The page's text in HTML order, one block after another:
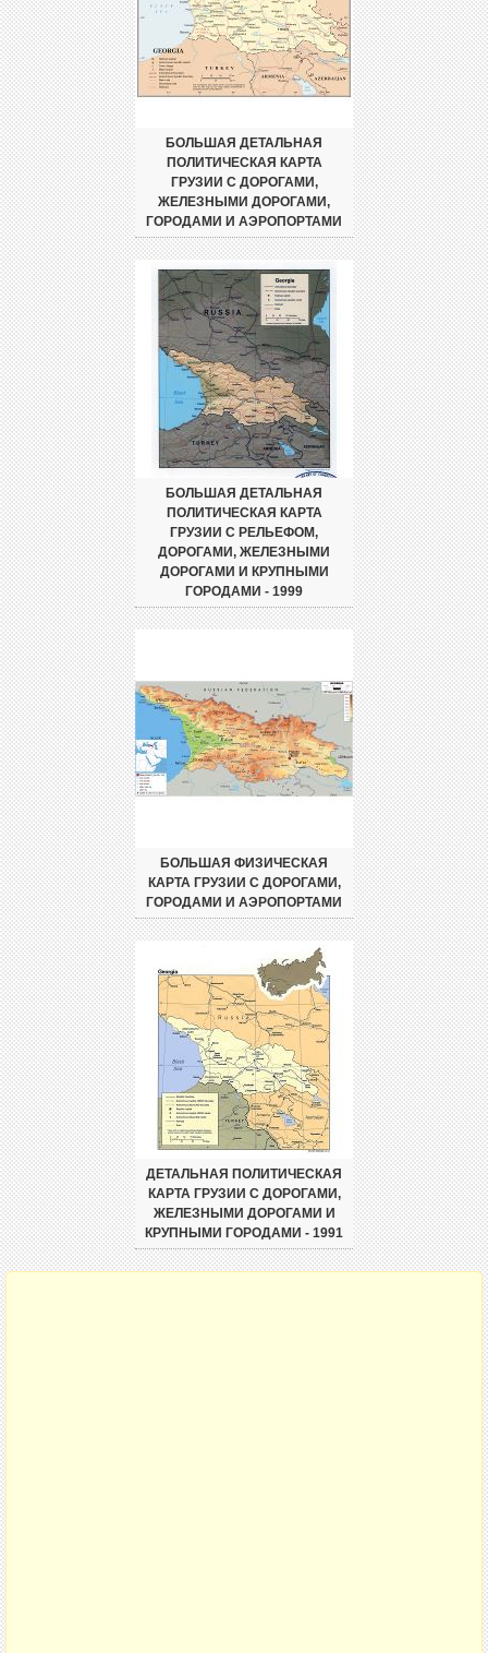
БОЛЬШАЯ ДЕТАЛЬНАЯ
ПОЛИТИЧЕСКАЯ КАРТА
ГРУЗИИ С ДОРОГАМИ,
ЖЕЛЕЗНЫМИ ДОРОГАМИ,
ГОРОДАМИ И АЭРОПОРТАМИ
БОЛЬШАЯ ДЕТАЛЬНАЯ
ПОЛИТИЧЕСКАЯ КАРТА
ГРУЗИИ С РЕЛЬЕФОМ,
ДОРОГАМИ, ЖЕЛЕЗНЫМИ
ДОРОГАМИ И КРУПНЫМИ
ГОРОДАМИ - 1999
БОЛЬШАЯ ФИЗИЧЕСКАЯ
КАРТА ГРУЗИИ С ДОРОГАМИ,
ГОРОДАМИ И АЭРОПОРТАМИ
ДЕТАЛЬНАЯ ПОЛИТИЧЕСКАЯ
КАРТА ГРУЗИИ С ДОРОГАМИ,
ЖЕЛЕЗНЫМИ ДОРОГАМИ И
КРУПНЫМИ ГОРОДАМИ - 1991